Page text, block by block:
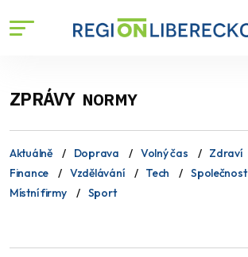
ZPRÁVY NORMY
Aktuálně Doprava Volný čas Zdraví
Finance
Vzdělávání Tech Společnost
Místní firmy
Sport